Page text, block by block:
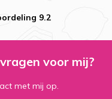
9.2
voor mij?
met mij op.